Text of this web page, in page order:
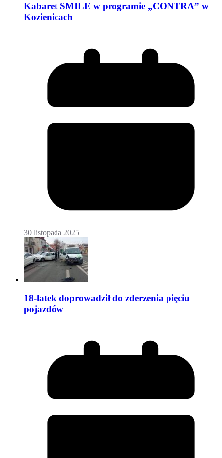
Kabaret SMILE w programie „CONTRA” w
Kozienicach
30 listopada 2025
18-latek doprowadził do zderzenia pięciu
pojazdów